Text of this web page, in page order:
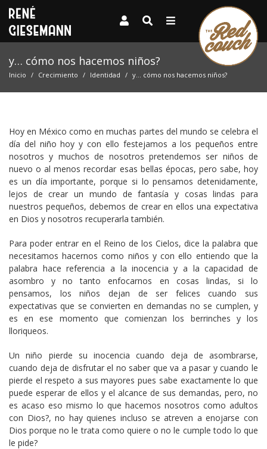
y… cómo nos hacemos niños?
Inicio Crecimiento Identidad y… cómo nos hacemos niños?
Hoy en México como en muchas partes del mundo se celebra el
día del niño hoy y con ello festejamos a los pequeños entre
nosotros y muchos de nosotros pretendemos ser niños de
nuevo o al menos recordar esas bellas épocas, pero sabe, hoy
es un día importante, porque si lo pensamos detenidamente,
lejos de crear un mundo de fantasía y cosas lindas para
nuestros pequeños, debemos de crear en ellos una expectativa
en Dios y nosotros recuperarla también.
Para poder entrar en el Reino de los Cielos, dice la palabra que
necesitamos hacernos como niños y con ello entiendo que la
palabra hace referencia a la inocencia y a la capacidad de
asombro y no tanto enfocarnos en cosas lindas, si lo
pensamos, los niños dejan de ser felices cuando sus
expectativas que se convierten en demandas no se cumplen, y
es en ese momento que comienzan los berrinches y los
lloriqueos.
Un niño pierde su inocencia cuando deja de asombrarse,
cuando deja de disfrutar el no saber que va a pasar y cuando le
pierde el respeto a sus mayores pues sabe exactamente lo que
puede esperar de ellos y el alcance de sus demandas, pero, no
es acaso eso mismo lo que hacemos nosotros como adultos
con Dios?, no hay quienes incluso se atreven a enojarse con
Dios porque no le trata como quiere o no le cumple todo lo que
le pide?